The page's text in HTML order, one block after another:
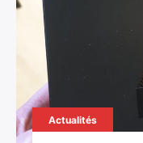
Actualités